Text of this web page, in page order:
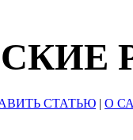
СТАТЬЮ | О